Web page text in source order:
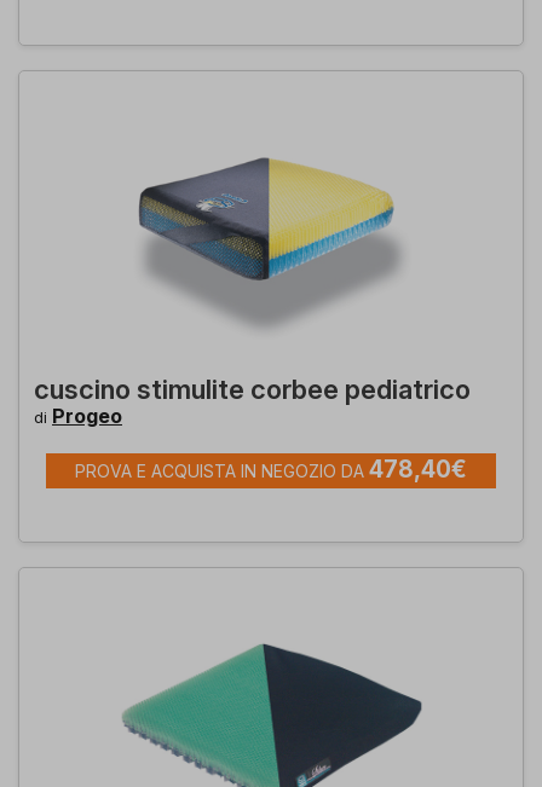
cuscino stimulite corbee pediatrico
di Progeo
PROVA E ACQUISTA IN NEGOZIO DA 478,40€